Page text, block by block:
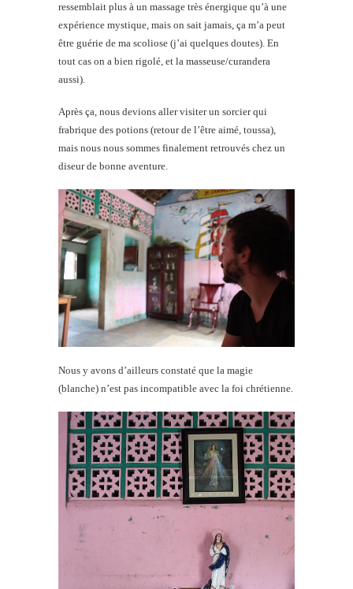
ressemblait plus à un massage très énergique qu’à une
expérience mystique, mais on sait jamais, ça m’a peut
être guérie de ma scoliose (j’ai quelques doutes). En
tout cas on a bien rigolé, et la masseuse/curandera
aussi).
Après ça, nous devions aller visiter un sorcier qui
frabrique des potions (retour de l’être aimé, toussa),
mais nous nous sommes finalement retrouvés chez un
diseur de bonne aventure.
Nous y avons d’ailleurs constaté que la magie
(blanche) n’est pas incompatible avec la foi chrétienne.